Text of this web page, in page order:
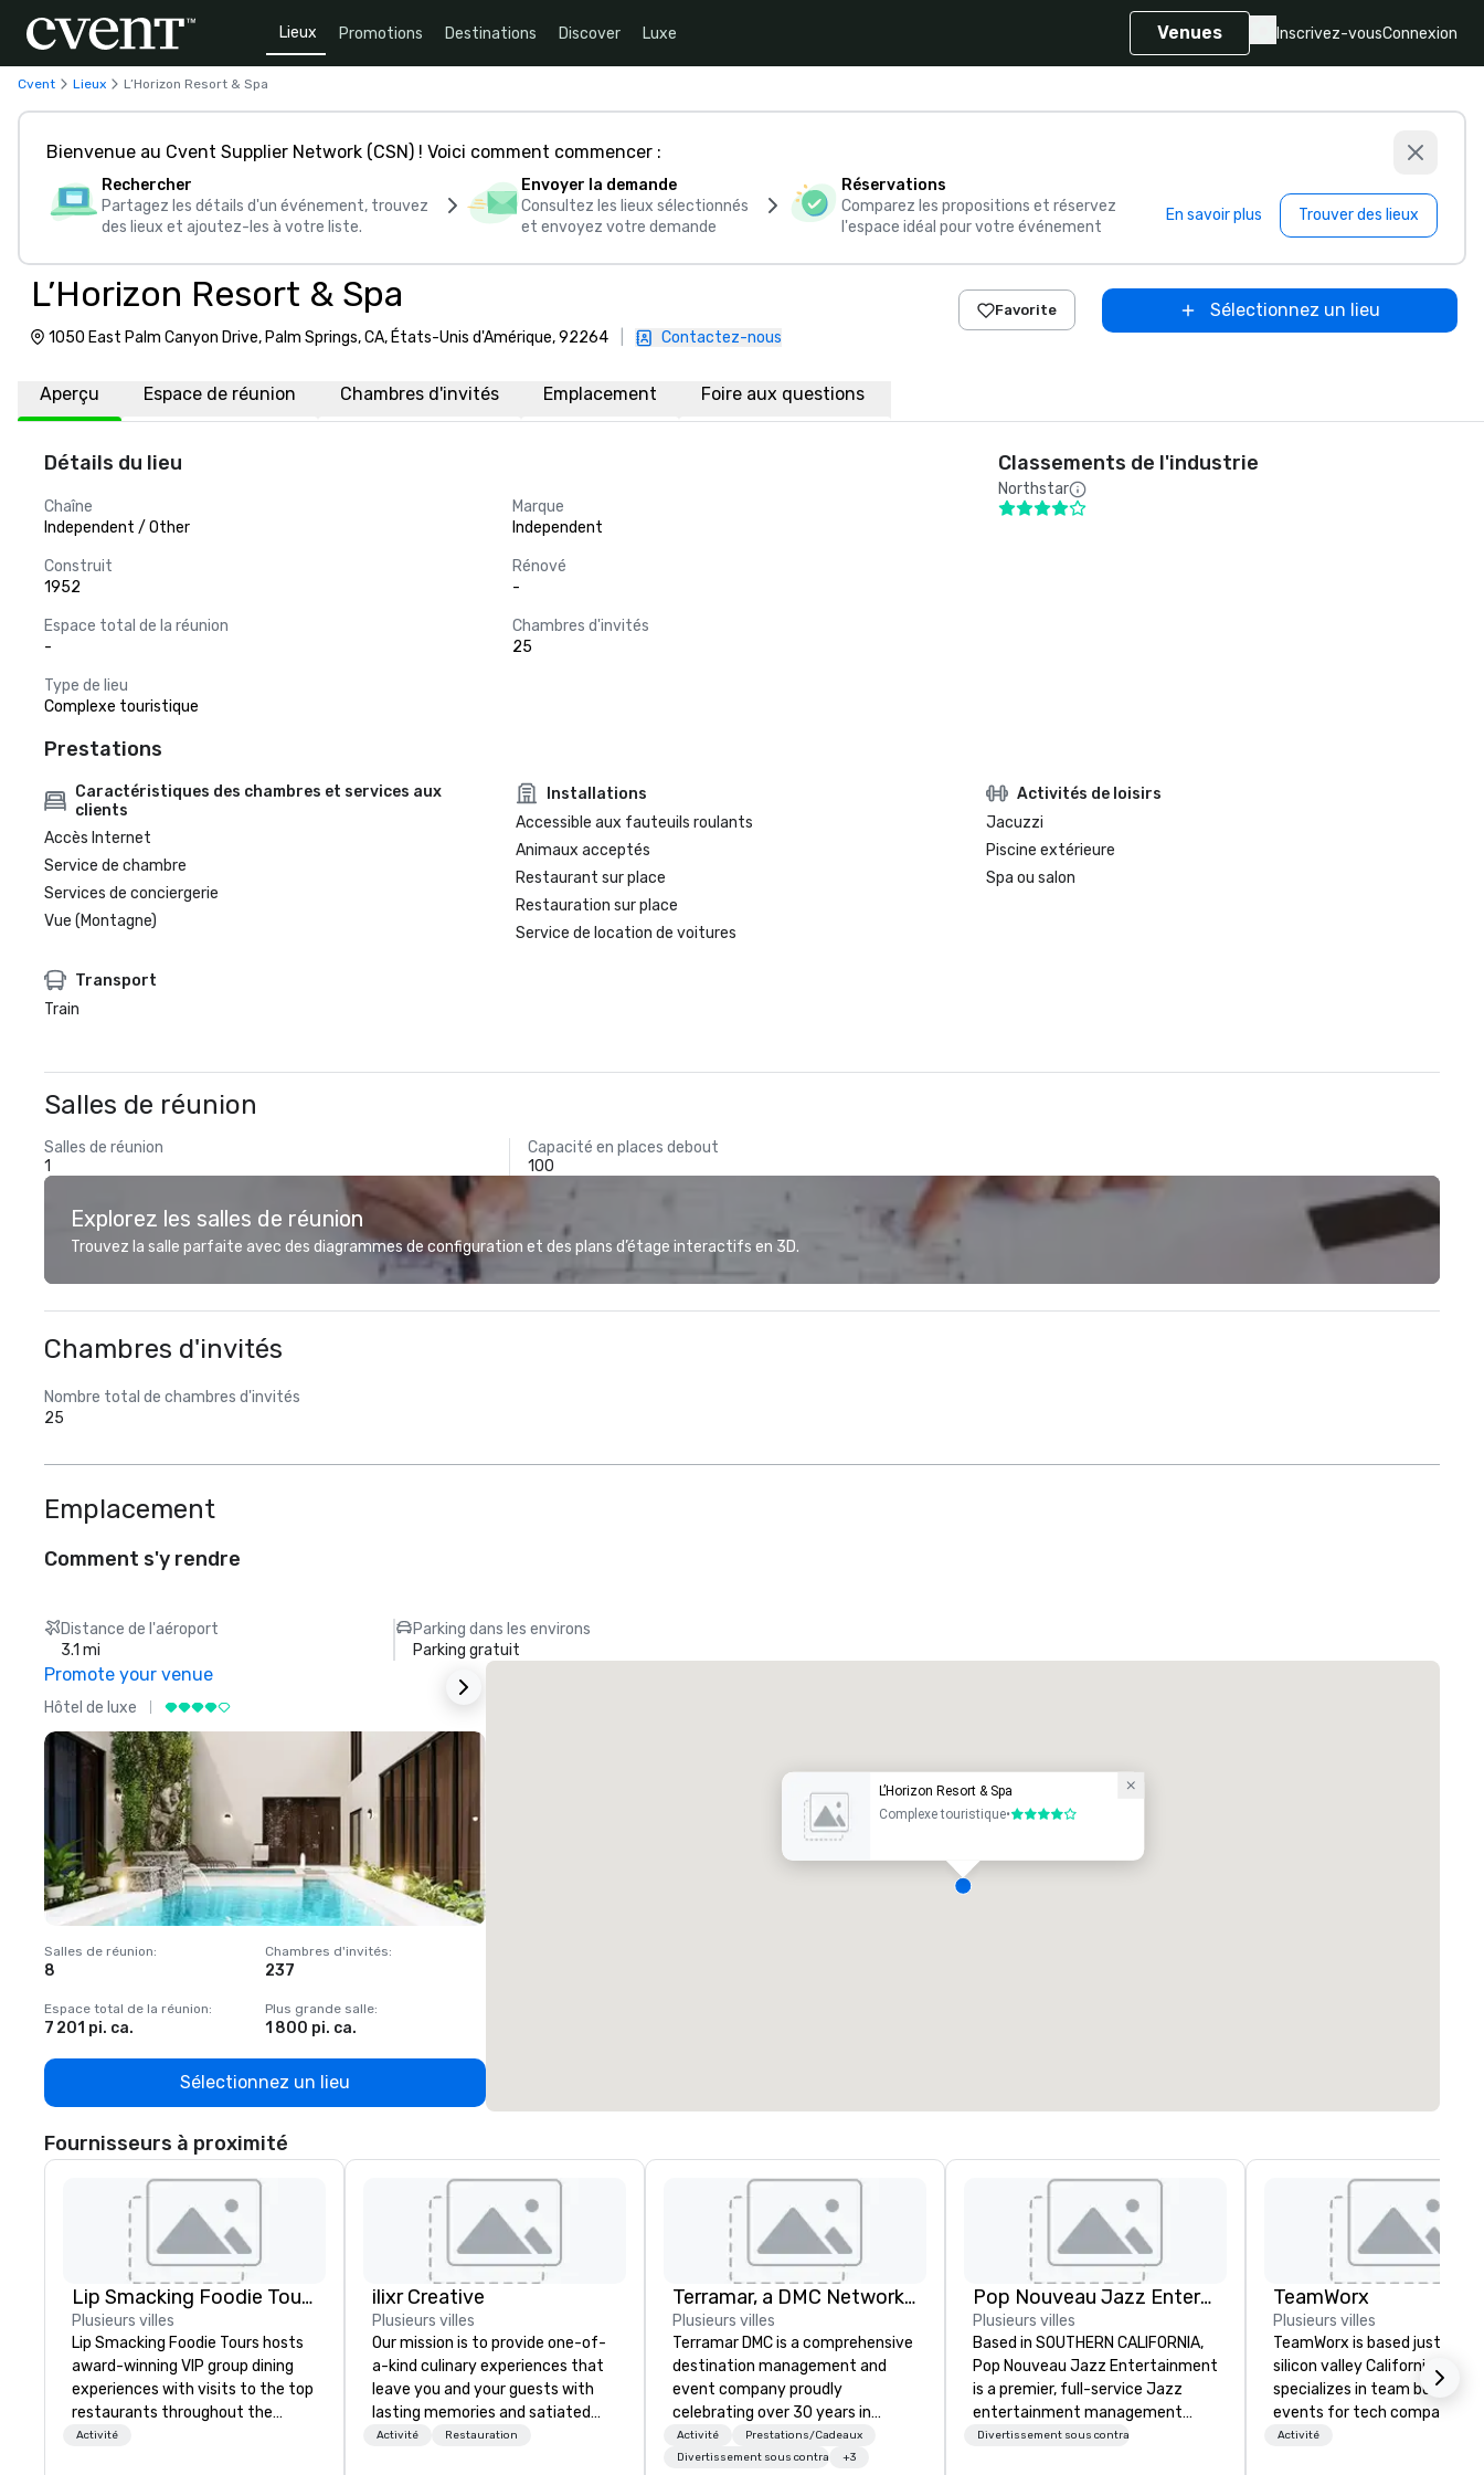
Lieux Promotions Destinations Discover Luxe Venues Inscrivez-vousConnexion
Cvent Lieux L’Horizon Resort & Spa
Bienvenue au Cvent Supplier Network (CSN) ! Voici comment commencer :
Rechercher
Partagez les détails d'un événement, trouvez
des lieux et ajoutez-les à votre liste.
Envoyer la demande
Consultez les lieux sélectionnés
et envoyez votre demande
Réservations
Comparez les propositions et réservez
l'espace idéal pour votre événement
En savoir plus Trouver des lieux
L’Horizon Resort & Spa
1050 East Palm Canyon Drive, Palm Springs, CA, États-Unis d'Amérique, 92264 Contactez-nous
Favorite Sélectionnez un lieu
Aperçu Espace de réunion Chambres d'invités Emplacement Foire aux questions
Détails du lieu
Chaîne
Independent / Other
Marque
Independent
Construit
1952
Rénové
-
Espace total de la réunion
-
Chambres d'invités
25
Type de lieu
Complexe touristique
Classements de l'industrie
Northstar
Prestations
Caractéristiques des chambres et services aux
clients
Accès Internet
Service de chambre
Services de conciergerie
Vue (Montagne)
Installations
Accessible aux fauteuils roulants
Animaux acceptés
Restaurant sur place
Restauration sur place
Service de location de voitures
Activités de loisirs
Jacuzzi
Piscine extérieure
Spa ou salon
Transport
Train
Salles de réunion
Salles de réunion
1
Capacité en places debout
100
Explorez les salles de réunion
Trouvez la salle parfaite avec des diagrammes de configuration et des plans d’étage interactifs en 3D.
Chambres d'invités
Nombre total de chambres d'invités
25
Emplacement
Comment s'y rendre
Distance de l'aéroport
3.1 mi
Parking dans les environs
Parking gratuit
Promote your venue
Hôtel de luxe
Salles de réunion:
8
Chambres d'invités:
237
Espace total de la réunion:
7 201 pi. ca.
Plus grande salle:
1 800 pi. ca.
Sélectionnez un lieu
L’Horizon Resort & Spa
Complexe touristique•4 sur 5
Fournisseurs à proximité
Lip Smacking Foodie Tours
Plusieurs villes
Lip Smacking Foodie Tours hosts
award-winning VIP group dining
experiences with visits to the top
restaurants throughout the
United States. Choose either a
Activité
ilixr Creative
Plusieurs villes
Our mission is to provide one-of-
a-kind culinary experiences that
leave you and your guests with
lasting memories and satiated
palates. Every detail is
Activité Restauration
Terramar, a DMC Network Company
Plusieurs villes
Terramar DMC is a comprehensive
destination management and
event company proudly
celebrating over 30 years in
business. Renowned for its
outstanding service, Terramar has
Activité
Prestations/Cadeaux
Divertissement sous contrat
+3
Pop Nouveau Jazz Entertainment
Plusieurs villes
Based in SOUTHERN CALIFORNIA,
Pop Nouveau Jazz Entertainment
is a premier, full-service Jazz
entertainment management
company specializing in a
Divertissement sous contrat
TeamWorx
Plusieurs villes
TeamWorx is based just
silicon valley California and
specializes in team building
events for tech companies
tech employees, engineering
Activité